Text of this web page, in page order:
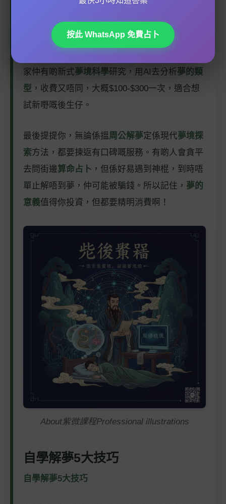
如果你預算有限，可以考慮參加一啲
易經，咁就可以自己試下解夢。不過要記
夢的象徵好個人化，同你嘅姓名學
或者近期
家仲有啲新式夢境科學研究，用AI去分析夢的類
型 ，收費又唔同，大概$100-$300一次，適合想
試新嘢嘅後生仔。
最後提提你，無論係搵周公解夢定係現代夢境探
索方法，都要揀返有口碑嘅服務。有啲人會貪平
去問街邊算命占卜 ，但係好易遇到神棍，到時唔
單止解唔到夢，仲可能被騙錢。所以記住， 夢的
意義值得你投資，但都要精明消費啊！
About紫微課程Professional illustrations
自學解夢5大技巧
自學解夢5大技巧
按此 WhatsApp 免費占卜